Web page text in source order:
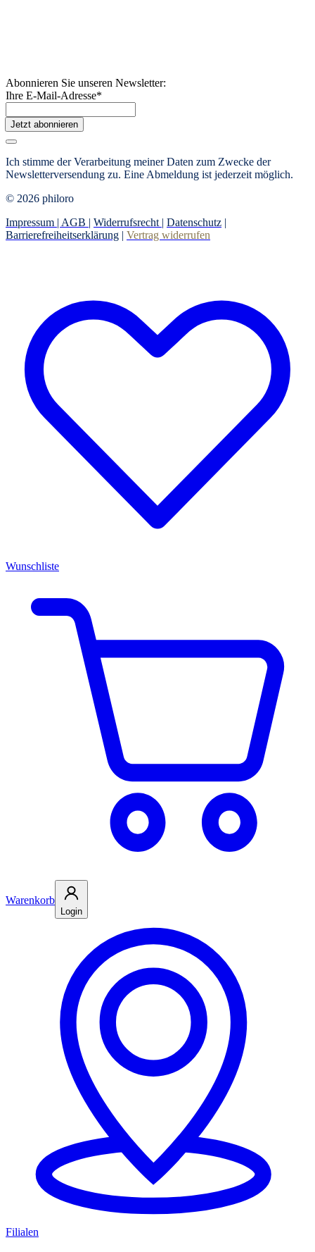
Abonnieren Sie unseren Newsletter:
Ihre E-Mail-Adresse*
Jetzt abonnieren
Ich stimme der Verarbeitung meiner Daten zum Zwecke der
Newsletterversendung zu. Eine Abmeldung ist jederzeit möglich.
© 2026 philoro
Impressum | AGB | Widerrufsrecht | Datenschutz |
Barrierefreiheitserklärung | Vertrag widerrufen
Wunschliste
Warenkorb
Login
Filialen